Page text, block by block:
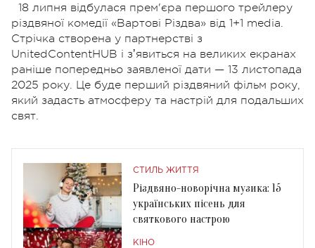
18 липня відбулася прем'єра першого трейлеру
різдвяної комедії «Вартові Різдва» від 1+1 media.
Стрічка створена у партнерстві з
UnitedContentHUB і зʼявиться на великих екранах
раніше попередньо заявленої дати — 13 листопада
2025 року. Це буде перший різдвяний фільм року,
який задасть атмосферу та настрій для подальших
свят.
СТИЛЬ ЖИТТЯ
Різдвяно-новорічна музика: 15
українських пісень для
святкового настрою
КІНО